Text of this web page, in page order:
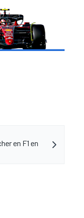
en F1 en